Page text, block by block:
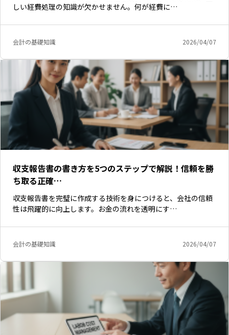
しい経費処理の知識が欠かせません。何が経費に…
会計の基礎知識 2026/04/07
収支報告書の書き方を5つのステップで解説！信頼を勝
ち取る正確…
収支報告書を完璧に作成する技術を身につけると、会社の信頼
性は飛躍的に向上します。お金の流れを透明にす…
会計の基礎知識 2026/04/07